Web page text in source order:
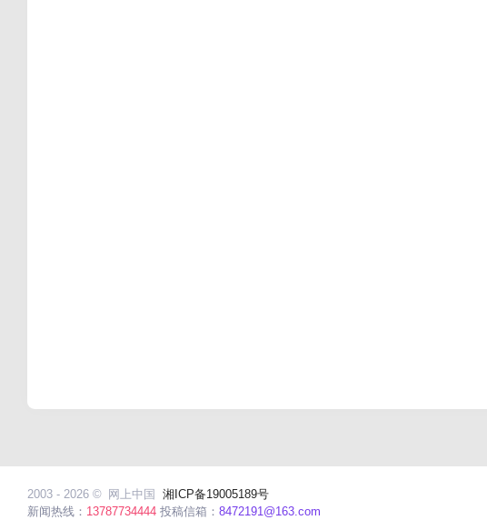
2003 - 2026 © 网上中国
湘ICP备19005189号
新闻热线： 13787734444 投稿信箱： 8472191@163.com